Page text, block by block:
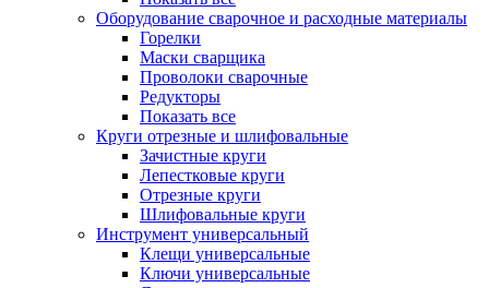
Оборудование сварочное и расходные материалы
Горелки
Маски сварщика
Проволоки сварочные
Редукторы
Показать все
Круги отрезные и шлифовальные
Зачистные круги
Лепестковые круги
Отрезные круги
Шлифовальные круги
Инструмент универсальный
Клещи универсальные
Ключи универсальные